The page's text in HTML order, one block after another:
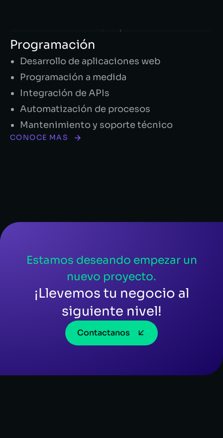
Programación
Desarrollo de aplicaciones web
Programación a medida
Integración de APIs
Automatización de procesos
Mantenimiento y soporte técnico
CONOCE MAS
Estamos deseando empezar un
nuevo proyecto.
¡Llevemos tu negocio al
siguiente nivel!
Contactanos